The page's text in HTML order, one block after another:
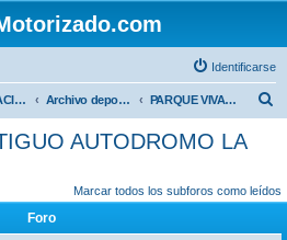
Identificarse
DEPORTES NACIONALES Archivo deportes nacionales PARQUE VIVA - ANTIGUO AUTODROMO LA GUACIMA
a
AUTODROMO LA
Marcar todos los subforos como leídos
Foro